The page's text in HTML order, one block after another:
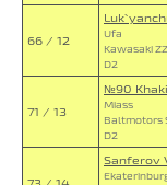
66 / 12
Ufa
Kawasaki
D2
71 / 13
№90
Miass
Baltmotors
D2
73 / 14
Sanferov